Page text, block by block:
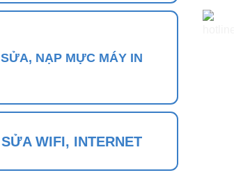
SỬA, NẠP MỰC MÁY IN
SỬA WIFI, INTERNET